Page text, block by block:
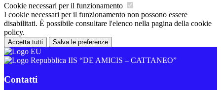
Cookie necessari per il funzionamento
I cookie necessari per il funzionamento non possono essere
disabilitati. È possibile consultare l'elenco nella pagina della cookie
policy.
Accetta tutti Salva le preferenze
IIS “DE AMICIS – CATTANEO”
Contatti